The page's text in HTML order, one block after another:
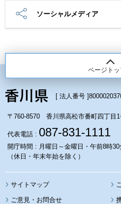
ソーシャルメディア
ページト
[ 法人番号 ]
〒760-8570 香川県高松市番町四丁目1
代表電話 : 087-831-1111
開庁時間 : 月曜日～金曜日・午前8時
（休日・年末年始を除く）
サイトマップ